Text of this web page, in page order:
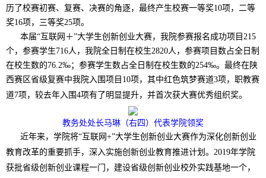
历了校赛初赛、复赛、决赛的角逐，最终产生校赛一等奖10项，二等
奖16项，三等奖25项。
本届“互联网＋”大学生创新创业大赛，我院参赛报名成功项目215
个，参赛学生716人，我院全日制在校生2820人，参赛项目数占全日制
在校生数的76.2‰；参赛学生数占全日制在校生数的254‰。最终在陕
西赛区省级复赛中我院入围项目10项，其中红色筑梦赛道3项，职教赛
道7项，较去年入围4项有了明显提升，并首次获大赛优秀组织奖。
教务处处长马琳（右四）代表学院领奖
近年来， 学院将“互联网+”大学生创新创业大赛作为深化创新创业
教育改革的重要抓手，深入实施创新创业教育推进计划 。 2019年学院
获批省级创新创业课程一门 ， 建设省级创新创业校外实践基地一个，